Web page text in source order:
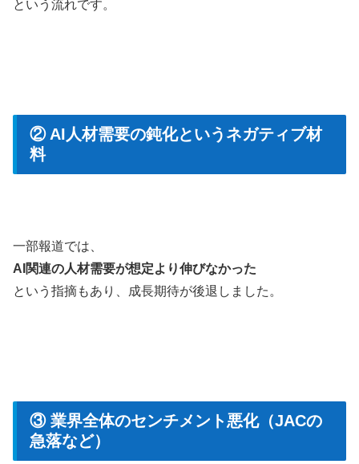
という流れです。
② AI人材需要の鈍化というネガティブ材
料
一部報道では、
AI関連の人材需要が想定より伸びなかった
という指摘もあり、成長期待が後退しました。
③ 業界全体のセンチメント悪化（JACの
急落など）